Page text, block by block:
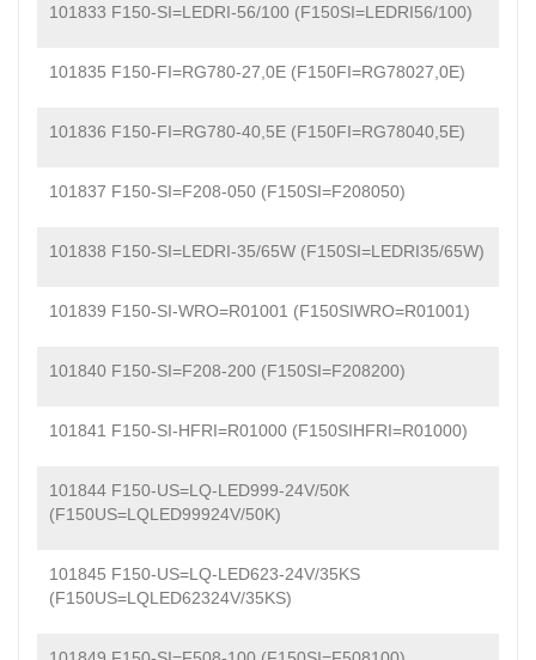
101833 F150-SI=LEDRI-56/100 (F150SI=LEDRI56/100)
101835 F150-FI=RG780-27,0E (F150FI=RG78027,0E)
101836 F150-FI=RG780-40,5E (F150FI=RG78040,5E)
101837 F150-SI=F208-050 (F150SI=F208050)
101838 F150-SI=LEDRI-35/65W (F150SI=LEDRI35/65W)
101839 F150-SI-WRO=R01001 (F150SIWRO=R01001)
101840 F150-SI=F208-200 (F150SI=F208200)
101841 F150-SI-HFRI=R01000 (F150SIHFRI=R01000)
101844 F150-US=LQ-LED999-24V/50K
(F150US=LQLED99924V/50K)
101845 F150-US=LQ-LED623-24V/35KS
(F150US=LQLED62324V/35KS)